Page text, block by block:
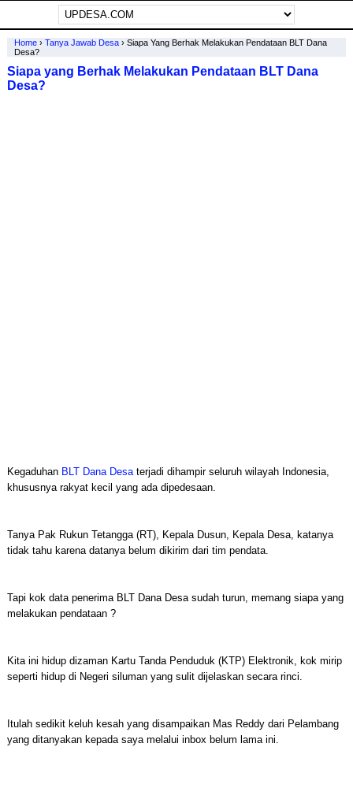
Home› Tanya Jawab Desa› Siapa Yang Berhak Melakukan Pendataan BLT Dana
Desa?
Siapa yang Berhak Melakukan Pendataan BLT Dana
Desa?
Kegaduhan BLT Dana Desaterjadi dihampir seluruh wilayah Indonesia,
khususnya rakyat kecil yang ada dipedesaan.
Tanya Pak Rukun Tetangga (RT), Kepala Dusun, Kepala Desa, katanya
tidak tahu karena datanya belum dikirim dari tim pendata.
Tapi kok data penerima BLT Dana Desa sudah turun, memang siapa yang
melakukan pendataan ?
Kita ini hidup dizaman Kartu Tanda Penduduk (KTP) Elektronik, kok mirip
seperti hidup di Negeri siluman yang sulit dijelaskan secara rinci.
Itulah sedikit keluh kesah yang disampaikan Mas Reddy dari Pelambang
yang ditanyakan kepada saya melalui inbox belum lama ini.